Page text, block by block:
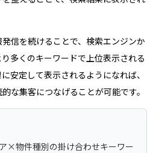
信を続けることで、検索エンジンか
多くのキーワードで上位表示される
安定して表示されるようになれば、
な集客につなげることが可能です。
×物件種別の掛け合わせキーワー